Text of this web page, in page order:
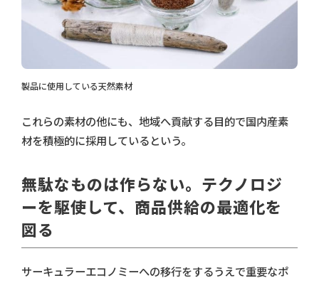
製品に使用している天然素材
これらの素材の他にも、地域へ貢献する目的で国内産素
材を積極的に採用しているという。
無駄なものは作らない。テクノロジ
ーを駆使して、商品供給の最適化を
図る
サーキュラーエコノミーへの移行をするうえで重要なポ